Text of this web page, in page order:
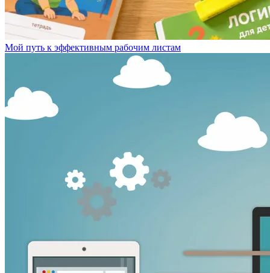
Мой путь к эффективным рабочим листам